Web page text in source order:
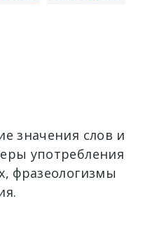
значения слов и
употребления
фразеологизмы